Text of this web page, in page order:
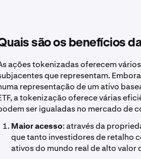
são os benefícios
ações tokenizadas oferecem
que representam.
representação de um ativo
a tokenização oferece várias
ser igualadas no mercado de
Maior acesso: através da
que tanto investidores de retalho
ativos do mundo real de alto valor